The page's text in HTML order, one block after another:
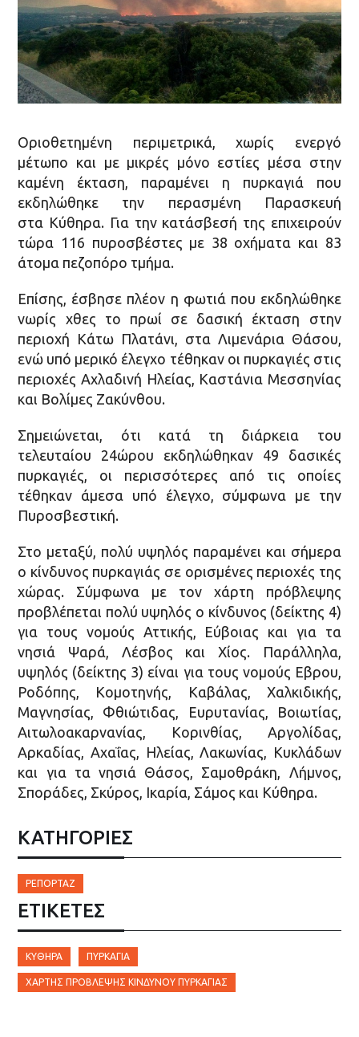
Οριοθετημένη περιμετρικά, χωρίς ενεργό
μέτωπο και με μικρές μόνο εστίες μέσα στην
καμένη έκταση, παραμένει η πυρκαγιά που
εκδηλώθηκε την περασμένη Παρασκευή
στα Κύθηρα. Για την κατάσβεσή της επιχειρούν
τώρα 116 πυροσβέστες με 38 οχήματα και 83
άτομα πεζοπόρο τμήμα.
Επίσης, έσβησε πλέον η φωτιά που εκδηλώθηκε
νωρίς χθες το πρωί σε δασική έκταση στην
περιοχή Κάτω Πλατάνι, στα Λιμενάρια Θάσου,
ενώ υπό μερικό έλεγχο τέθηκαν οι πυρκαγιές στις
περιοχές Αχλαδινή Ηλείας, Καστάνια Μεσσηνίας
και Βολίμες Ζακύνθου.
Σημειώνεται, ότι κατά τη διάρκεια του
τελευταίου 24ώρου εκδηλώθηκαν 49 δασικές
πυρκαγιές, οι περισσότερες από τις οποίες
τέθηκαν άμεσα υπό έλεγχο, σύμφωνα με την
Πυροσβεστική.
Στο μεταξύ, πολύ υψηλός παραμένει και σήμερα
ο κίνδυνος πυρκαγιάς σε ορισμένες περιοχές της
χώρας. Σύμφωνα με τον χάρτη πρόβλεψης
προβλέπεται πολύ υψηλός ο κίνδυνος (δείκτης 4)
για τους νομούς Αττικής, Εύβοιας και για τα
νησιά Ψαρά, Λέσβος και Χίος. Παράλληλα,
υψηλός (δείκτης 3) είναι για τους νομούς Εβρου,
Ροδόπης, Κομοτηνής, Καβάλας, Χαλκιδικής,
Μαγνησίας, Φθιώτιδας, Ευρυτανίας, Βοιωτίας,
Αιτωλοακαρνανίας, Κορινθίας, Αργολίδας,
Αρκαδίας, Αχαΐας, Ηλείας, Λακωνίας, Κυκλάδων
και για τα νησιά Θάσος, Σαμοθράκη, Λήμνος,
Σποράδες, Σκύρος, Ικαρία, Σάμος και Κύθηρα.
ΚΑΤΗΓΟΡΙΕΣ
ΡΕΠΟΡΤΆΖ
ΕΤΙΚΈΤΕΣ
ΚΎΘΗΡΑ ΠΥΡΚΑΓΙΑ
ΧΆΡΤΗΣ ΠΡΌΒΛΕΨΗΣ ΚΙΝΔΎΝΟΥ ΠΥΡΚΑΓΙΆΣ